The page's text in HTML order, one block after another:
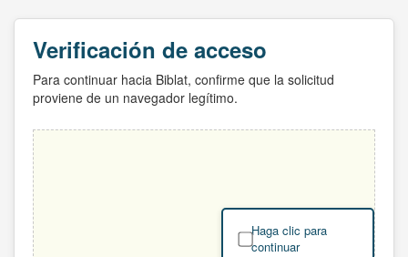
Verificación de acceso
Para continuar hacia Biblat, confirme que la solicitud
proviene de un navegador legítimo.
Haga clic para
continuar